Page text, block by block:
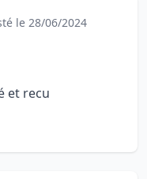
le 28/06/2024
et recu